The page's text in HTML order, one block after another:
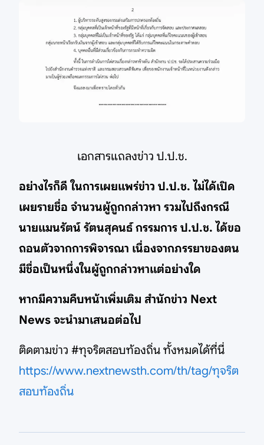
เอกสารแถลงข่าว ป.ป.ช.
อย่างไรก็ดี ในการเผยแพร่ข่าว ป.ป.ช. ไม่ได้เปิด
เผยรายชื่อ จำนวนผู้ถูกกล่าวหา รวมไปถึงกรณี
นายแมนรัตน์ รัตนสุคนธ์ กรรมการ ป.ป.ช. ได้ขอ
ถอนตัวจากการพิจารณา เนื่องจากภรรยาของตน
มีชื่อเป็นหนึ่งในผู้ถูกกล่าวหาแต่อย่างใด
หากมีความคืบหน้าเพิ่มเติม สำนักข่าว Next
News จะนำมาเสนอต่อไป
ติดตามข่าว #ทุจริตสอบท้องถิ่น ทั้งหมดได้ที่นี่
https://www.nextnewsth.com/th/tag/ทุจริต
สอบท้องถิ่น